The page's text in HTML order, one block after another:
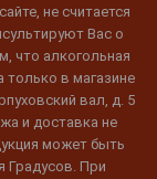
не считается
Вас о
что алкогольная
только в магазине
вал, д. 5
и доставка не
может быть
Градусов. При